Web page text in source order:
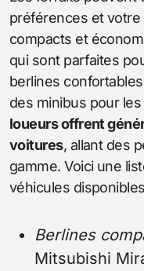
préférences et
compacts et
qui sont parfaites
berlines
des minibus pour
loueurs offrent
voitures, allant des
gamme. Voici une
véhicules
Berlines
Mitsubishi